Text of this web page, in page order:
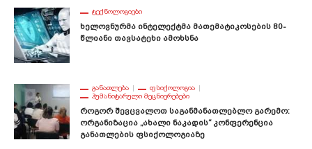
ᲢᲔᲥᲜᲝᲚᲝᲒᲘᲔᲑᲘ
Ხელოვნურმა Ინტელექტმა Მათემატიკოსების 80-
Წლიანი Თავსატეხი Ამოხსნა
ᲒᲐᲜᲐᲗᲚᲔᲑᲐ
ᲤᲡᲘᲥᲝᲚᲝᲒᲘᲐ
ᲰᲣᲛᲐᲜᲘᲢᲐᲠᲣᲚᲘ ᲛᲔᲪᲜᲘᲔᲠᲔᲑᲔᲑᲘ
Როგორ Შევცვალოთ Საგანმანათლებლო Გარემო:
Ორგანიზაცია „ახალი Ნაკადის“ Კონფერენცია
Განათლების Ფსიქოლოგიაზე